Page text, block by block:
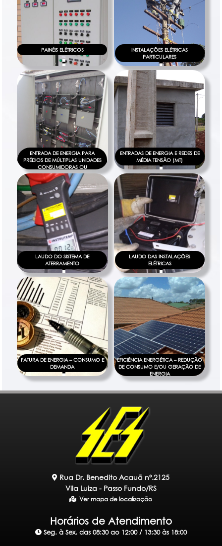
PAINÉIS ELÉTRICOS
INSTALAÇÕES ELÉTRICAS
PARTICULARES
ENTRADA DE ENERGIA PARA
PRÉDIOS DE MÚLTIPLAS UNIDADES
CONSUMIDORAS OU
CONDOMÍNIOS HORIZONTAIS
ENTRADAS DE ENERGIA E REDES DE
MÉDIA TENSÃO (MT)
LAUDO DO SISTEMA DE
ATERRAMENTO
LAUDO DAS INSTALAÇÕES
ELÉTRICAS
FATURA DE ENERGIA – CONSUMO E
DEMANDA
EFICIÊNCIA ENERGÉTICA – REDUÇÃO
DE CONSUMO E/OU GERAÇÃO DE
ENERGIA
Rua Dr. Benedito Acauã nº.2125
Vila Luiza - Passo Fundo/RS
Ver mapa de localização
Horários de Atendimento
Seg. à Sex. das 08:30 ao 12:00 / 13:30 às 18:00